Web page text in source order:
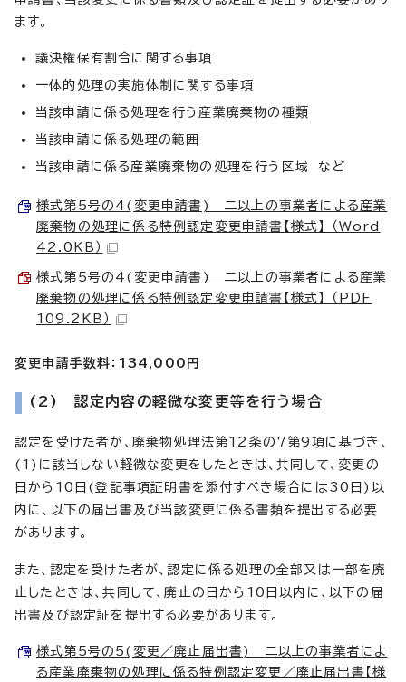
ます。
議決権保有割合に関する事項
一体的処理の実施体制に関する事項
当該申請に係る処理を行う産業廃棄物の種類
当該申請に係る処理の範囲
当該申請に係る産業廃棄物の処理を行う区域 など
様式第5号の4(変更申請書) 二以上の事業者による産業
廃棄物の処理に係る特例認定変更申請書【様式】 （Word
42.0KB）
様式第5号の4(変更申請書) 二以上の事業者による産業
廃棄物の処理に係る特例認定変更申請書【様式】 （PDF
109.2KB）
変更申請手数料：134,000円
(2) 認定内容の軽微な変更等を行う場合
認定を受けた者が、廃棄物処理法第12条の7第9項に基づき、
(1)に該当しない軽微な変更をしたときは、共同して、変更の
日から10日(登記事項証明書を添付すべき場合には30日)以
内に、以下の届出書及び当該変更に係る書類を提出する必要
があります。
また、認定を受けた者が、認定に係る処理の全部又は一部を廃
止したときは、共同して、廃止の日から10日以内に、以下の届
出書及び認定証を提出する必要があります。
様式第5号の5(変更／廃止届出書) 二以上の事業者によ
る産業廃棄物の処理に係る特例認定変更／廃止届出書【様